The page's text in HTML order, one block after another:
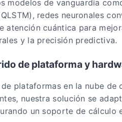
modelos de vanguardia
redes neuronales
atención cuántica para
y la precisión predictiva.
de plataforma y
plataformas en la nube
nuestra solución se
un soporte de cálculo